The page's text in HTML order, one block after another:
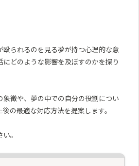
殴られるのを見る夢が持つ心理的な意
どのような影響を及ぼすのかを探り
象徴や、夢の中での自分の役割につい
の最適な対応方法を提案します。
。